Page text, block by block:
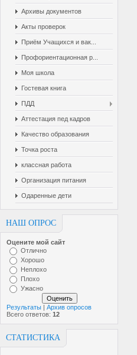
Архивы документов
Акты проверок
Приём Учащихся и вак...
Профориентационная р...
Моя школа
Гостевая книга
ПДД
Аттестация пед кадров
Качество образования
Точка роста
классная работа
Организация питания
Одаренные дети
НАШ ОПРОС
Оцените мой сайт
Отлично
Хорошо
Неплохо
Плохо
Ужасно
Результаты | Архив опросов
Всего ответов: 12
СТАТИСТИКА